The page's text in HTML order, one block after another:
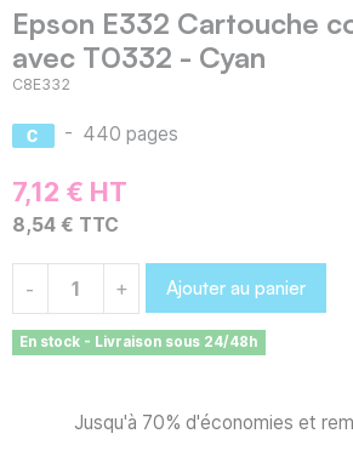
Epson E332 Cartouche
avec T0332 - Cyan
C8E332
- 440 pages
7,12 € HT
8,54 € TTC
- + Ajouter au panier
En stock - Livraison sous 24/48h
Jusqu'à 70% d'économies et